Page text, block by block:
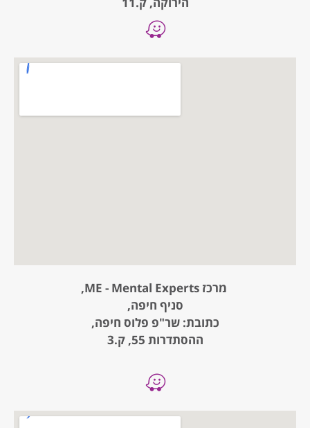
מרכז ME - Mental Experts,
סניף חיפה,
כתובת: שר"פ פלוס חיפה,
ההסתדרות 55, ק.3